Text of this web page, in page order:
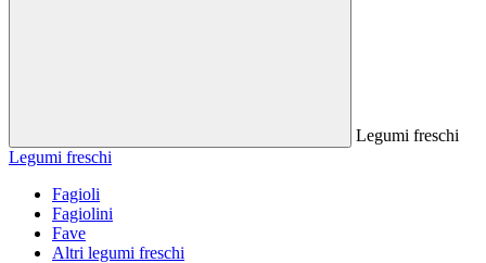
Legumi freschi
Legumi freschi
Fagioli
Fagiolini
Fave
Altri legumi freschi